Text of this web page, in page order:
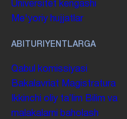
Universitet kengashi
Me'yoriy hujjatlar
ABITURIYENTLARGA
Qabul komissiyasi
Bakalavriat Magistratura
Ikkinchi oliy taʼlim Bilim va
malakalarni baholash